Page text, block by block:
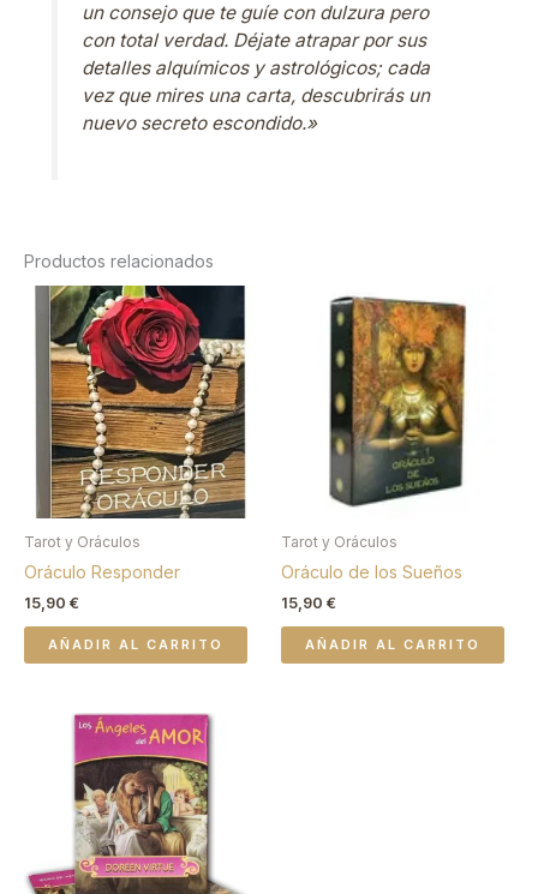
un consejo que te guíe con dulzura pero
con total verdad. Déjate atrapar por sus
detalles alquímicos y astrológicos; cada
vez que mires una carta, descubrirás un
nuevo secreto escondido.»
Productos relacionados
Tarot y Oráculos
Oráculo Responder
15,90 €
AÑADIR AL CARRITO
Tarot y Oráculos
Oráculo de los Sueños
15,90 €
AÑADIR AL CARRITO